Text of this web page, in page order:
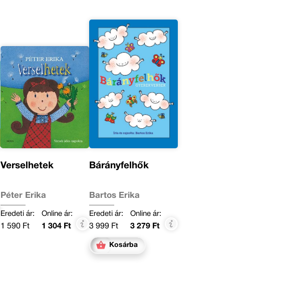
Verselhetek
Péter Erika
Eredeti ár:
1 590 Ft
Online ár:
1 304 Ft
Bárányfelhők
Bartos Erika
Eredeti ár:
3 999 Ft
Online ár:
3 279 Ft
Kosárba